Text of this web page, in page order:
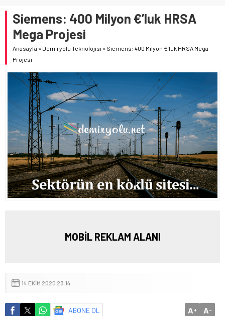
Siemens: 400 Milyon €’luk HRSA
Mega Projesi
Anasayfa » Demiryolu Teknolojisi » Siemens: 400 Milyon €’luk HRSA Mega
Projesi
MOBİL REKLAM ALANI
14 EKIM 2020 23:14
ABONE OL A+ A-